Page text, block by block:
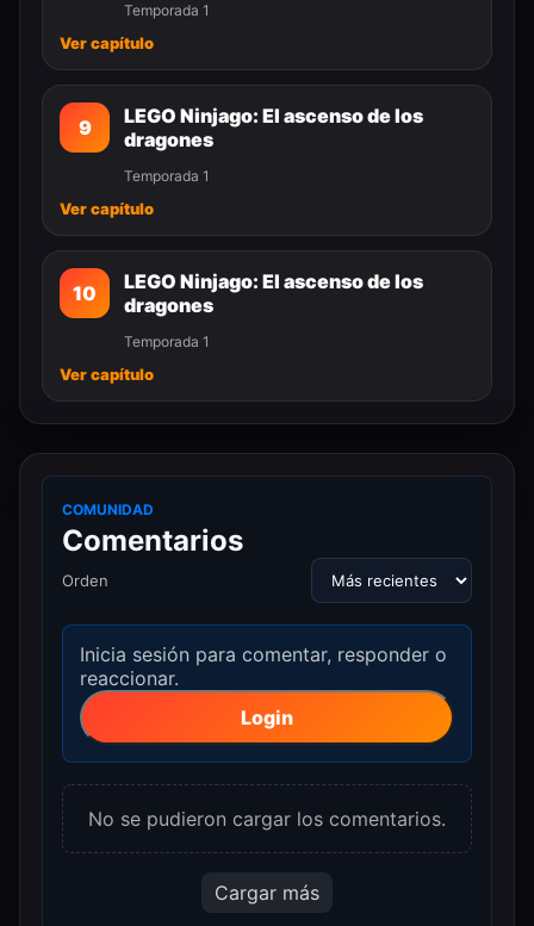
Temporada 1
Ver capítulo
9
LEGO Ninjago: El ascenso de los
dragones
Temporada 1
Ver capítulo
10
LEGO Ninjago: El ascenso de los
dragones
Temporada 1
Ver capítulo
COMUNIDAD
Comentarios
Orden
Inicia sesión para comentar, responder o
reaccionar.
Login
No se pudieron cargar los comentarios.
Cargar más